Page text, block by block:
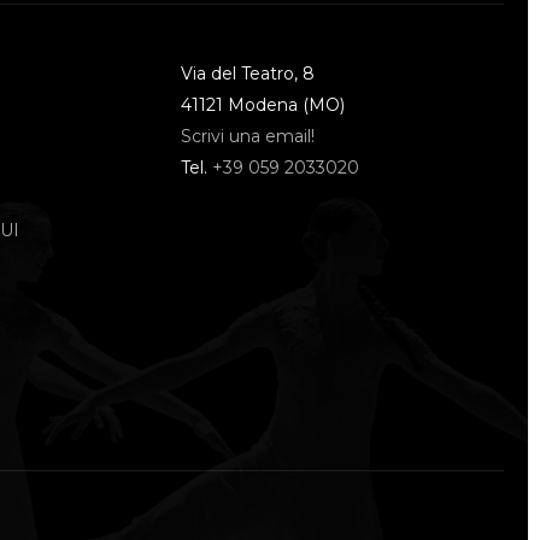
Via del Teatro, 8
41121 Modena (MO)
Scrivi una email!
Tel. +39 059 2033020